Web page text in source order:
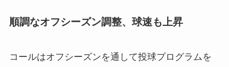
順調なオフシーズン調整、球速も上昇
コールはオフシーズンを通して投球プログラムを